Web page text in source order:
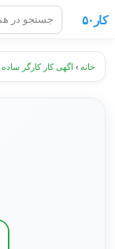
کار۵۰
خانه › اگهی کار کارگر ساده